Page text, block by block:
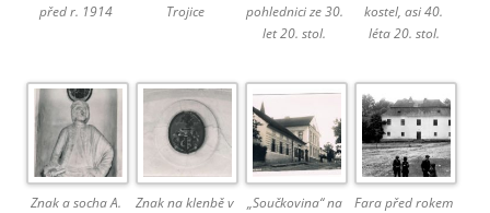
před r. 1914
Trojice
pohlednici ze 30.
let 20. stol.
kostel, asi 40.
léta 20. stol.
Znak a socha A.
Znak na klenbě v
„Součkovina“ na
Fara před rokem